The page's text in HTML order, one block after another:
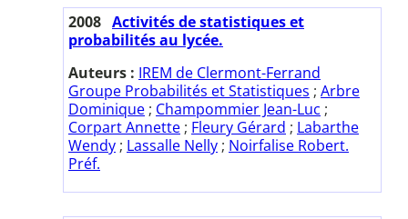
2008 Activités de statistiques et
probabilités au lycée.
Auteurs : IREM de Clermont-Ferrand
Groupe Probabilités et Statistiques ; Arbre
Dominique ; Champommier Jean-Luc ;
Corpart Annette ; Fleury Gérard ; Labarthe
Wendy ; Lassalle Nelly ; Noirfalise Robert.
Préf.